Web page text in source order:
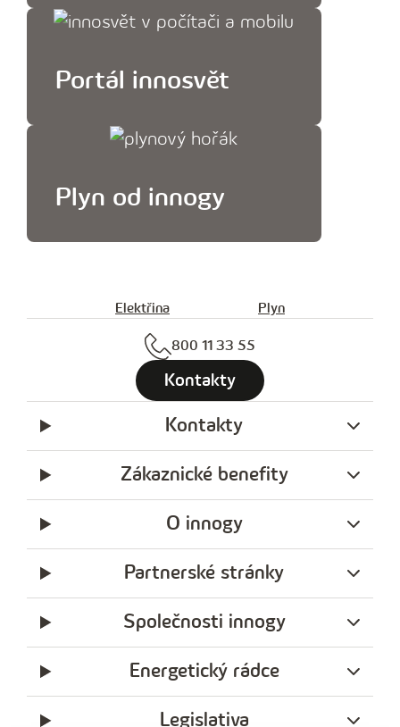
Portál innosvět
Plyn od innogy
Elektřina Plyn
800 11 33 55
Kontakty
Kontakty
Zákaznické benefity
O innogy
Partnerské stránky
Společnosti innogy
Energetický rádce
Legislativa